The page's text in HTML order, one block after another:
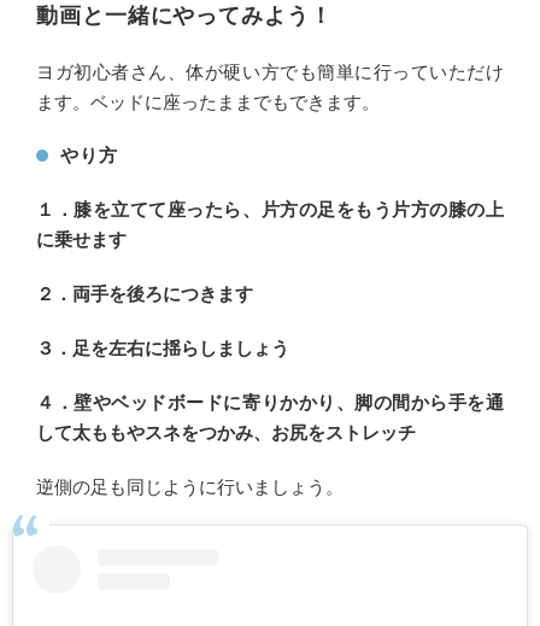
動画と一緒にやってみよう！
ヨガ初心者さん、体が硬い方でも簡単に行っていただけ
ます。ベッドに座ったままでもできます。
やり方
１．膝を立てて座ったら、片方の足をもう片方の膝の上
に乗せます
２．両手を後ろにつきます
３．足を左右に揺らしましょう
４．壁やベッドボードに寄りかかり、脚の間から手を通
して太ももやスネをつかみ、お尻をストレッチ
逆側の足も同じように行いましょう。